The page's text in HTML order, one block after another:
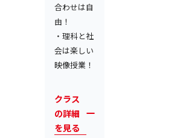
合わせは自
由！
・理科と社
会は楽しい
映像授業！
クラス
の詳細
を見る